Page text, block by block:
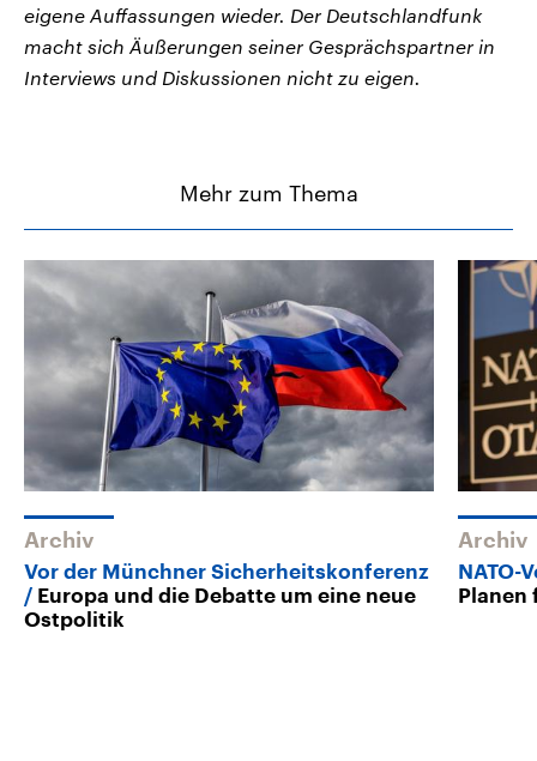
eigene Auffassungen wieder. Der Deutschlandfunk
macht sich Äußerungen seiner Gesprächspartner in
Interviews und Diskussionen nicht zu eigen.
Mehr zum Thema
Archiv
Vor der Münchner Sicherheitskonferenz
Europa und die Debatte um eine neue
Ostpolitik
Archiv
NATO-
Planen